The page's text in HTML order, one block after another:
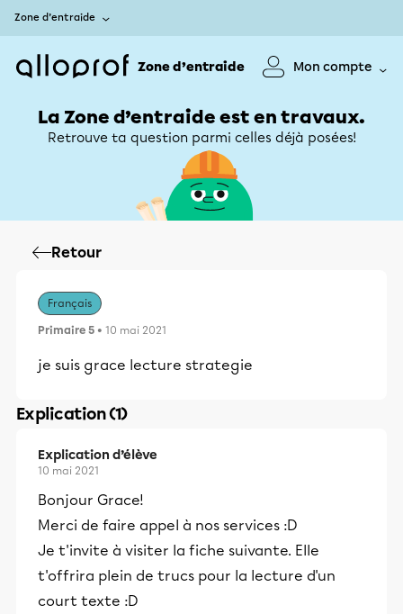
Zone d’entraide
Zone d’entraide Mon compte
La Zone d’entraide est en travaux.
Retrouve ta question parmi celles déjà posées!
Retour
Français
Primaire 5 • 10 mai 2021
je suis grace lecture strategie
Explication (1)
Explication d’élève
10 mai 2021
Bonjour Grace!
Merci de faire appel à nos services :D
Je t'invite à visiter la fiche suivante. Elle
t'offrira plein de trucs pour la lecture d'un
court texte :D